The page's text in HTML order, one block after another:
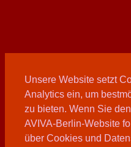
Unsere Website setzt
Analytics ein, um
zu bieten. Wenn Sie
AVIVA-Berlin-Website
über Cookies und